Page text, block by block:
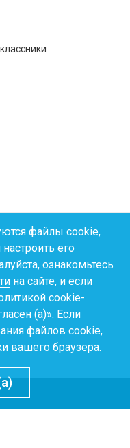
файлы cookie,
его
ознакомьтесь
на сайте, и если
cookie-
(а)». Если
файлов cookie,
вашего браузера.